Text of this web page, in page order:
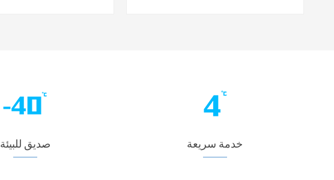
صديق للبيئة خدمة سريعة